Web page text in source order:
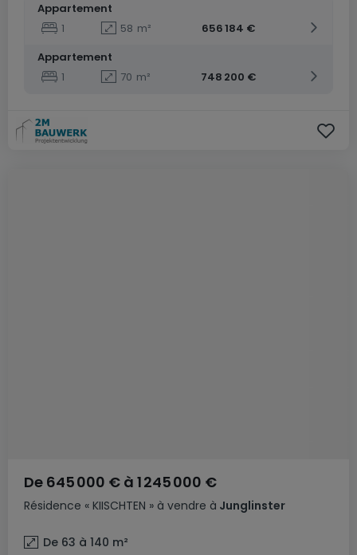
Appartement
1
58 m²
656 184 €
Appartement
1
70 m² 748 200 €
Résidence « KIISCHTEN » à vendre à Junglinster
De 645 000 € à 1 245 000 €
De 63 à 140 m²